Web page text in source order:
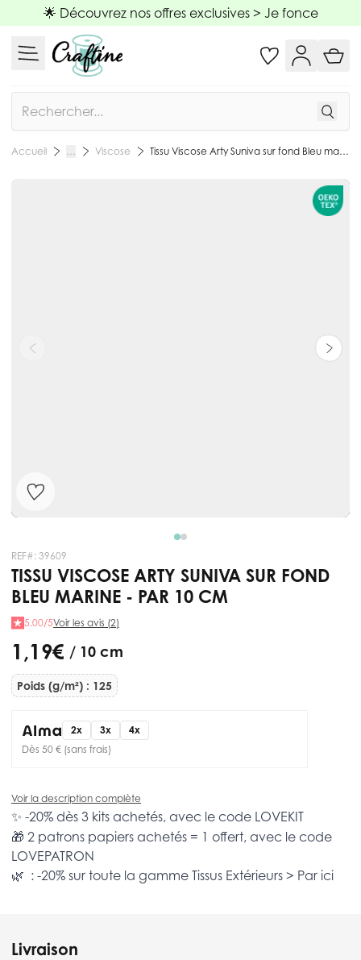
Allez au contenu
🌟 Découvrez nos offres exclusives > Je fonce
Accueil … Viscose Tissu Viscose Arty Suniva sur fond Bleu marine - Par 10 cm
REF#: 39609
TISSU VISCOSE ARTY SUNIVA SUR FOND
BLEU MARINE - PAR 10 CM
5.00/5Voir les avis (2)
1,19 € / 10 cm
Poids (g/m²) : 125
2x 3x
4x
Dès 50 € (sans frais)
Voir la description complète
✨ -20% dès 3 kits achetés, avec le code LOVEKIT
🎁 2 patrons papiers achetés = 1 offert, avec le code
LOVEPATRON
🌿 : -20% sur toute la gamme Tissus Extérieurs > Par ici
Livraison